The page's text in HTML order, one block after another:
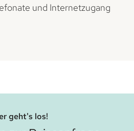
und Internetzugang
geht's los!